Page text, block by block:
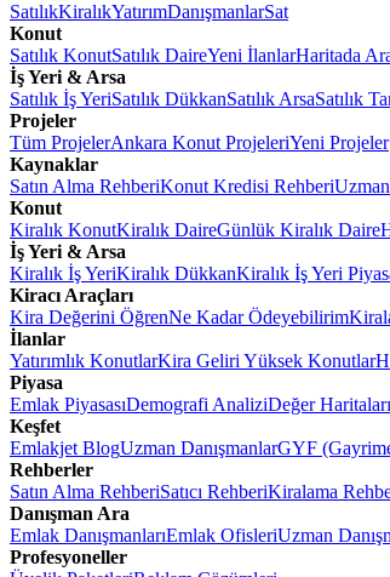
SatılıkKiralıkYatırımDanışmanlarSat
Konut
Satılık KonutSatılık DaireYeni İlanlarHaritada
İş Yeri & Arsa
Satılık İş YeriSatılık DükkanSatılık ArsaSatılık
Projeler
Tüm ProjelerAnkara Konut ProjeleriYeni Projeler
Kaynaklar
Satın Alma RehberiKonut Kredisi Rehberi
Konut
Kiralık KonutKiralık DaireGünlük Kiralık Daire
İş Yeri & Arsa
Kiralık İş YeriKiralık DükkanKiralık İş Yeri
Kiracı Araçları
Kira Değerini ÖğrenNe Kadar Ödeyebilirim
İlanlar
Yatırımlık KonutlarKira Geliri Yüksek Konutlar
Piyasa
Emlak PiyasasıDemografi AnaliziDeğer Haritaları
Keşfet
Emlakjet BlogUzman DanışmanlarGYF
Rehberler
Satın Alma RehberiSatıcı RehberiKiralama
Danışman Ara
Emlak DanışmanlarıEmlak OfisleriUzman
Profesyoneller